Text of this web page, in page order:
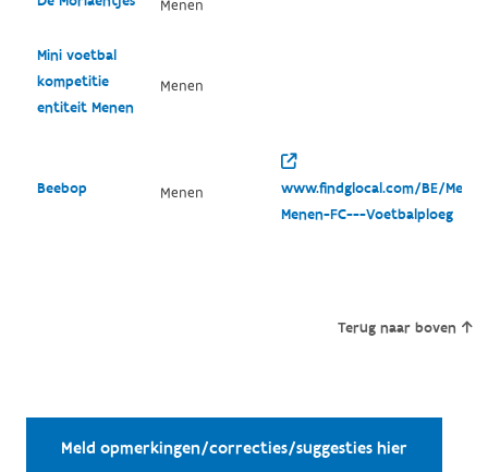
Menen
Mini voetbal
kompetitie
entiteit Menen
Menen
Beebop Menen
www.findglocal.com/BE/
Menen-FC---Voetbalploeg
Terug naar boven
Meld opmerkingen/correcties/suggesties hier